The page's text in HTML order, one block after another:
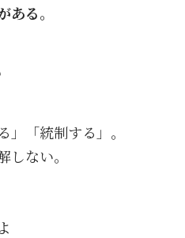
る。
」「統制する」。
しない。